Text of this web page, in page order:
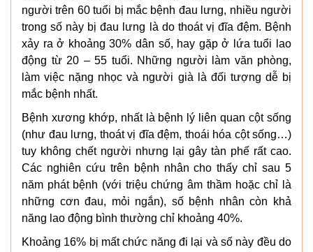
người trên 60 tuổi bị mắc bệnh đau lưng, nhiều người
trong số này bị đau lưng là do thoát vị đĩa đệm. Bệnh
xảy ra ở khoảng 30% dân số, hay gặp ở lứa tuổi lao
động từ 20 – 55 tuổi. Những người làm văn phòng,
làm việc nặng nhọc và người già là đối tượng dễ bị
mắc bệnh nhất.
Bệnh xương khớp, nhất là bệnh lý liên quan cột sống
(như đau lưng, thoát vị đĩa đệm, thoái hóa cột sống…)
tuy không chết người nhưng lại gây tàn phế rất cao.
Các nghiên cứu trên bệnh nhân cho thấy chỉ sau 5
năm phát bệnh (với triệu chứng âm thầm hoặc chỉ là
những cơn đau, mỏi ngắn), số bệnh nhân còn khả
năng lao động bình thường chỉ khoảng 40%.
Khoảng 16% bị mất chức năng đi lại và số này đều do